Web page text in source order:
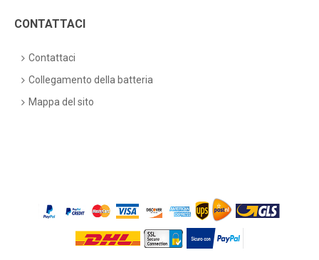
CONTATTACI
Contattaci
Collegamento della batteria
Mappa del sito